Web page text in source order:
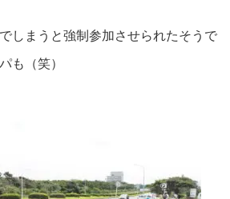
しまうと強制参加させられたそうで
も（笑）